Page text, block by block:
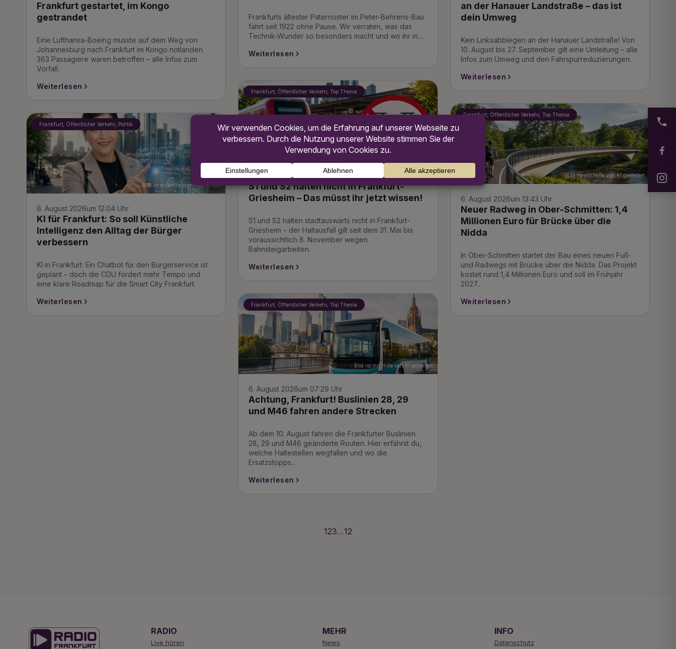
Frankfurts ältester Paternoster im Peter-Behrens-Bau
fährt seit 1922 ohne Pause. Wir verraten, was das
Technik-Wunder so besonders macht und wo ihr in…
Weiterlesen
Frankfurt gestartet, im Kongo
gestrandet
Eine Lufthansa-Boeing musste auf dem Weg von
Johannesburg nach Frankfurt im Kongo notlanden.
363 Passagiere waren betroffen – alle Infos zum
Vorfall.
Weiterlesen
an der Hanauer Landstraße – das ist
dein Umweg
Kein Linksabbiegen an der Hanauer Landstraße! Von
10. August bis 27. September gilt eine Umleitung – alle
Infos zum Umweg und den Fahrspurreduzierungen.
Weiterlesen
Frankfurt, Öffentlicher Verkehr, Top Thema
Bild ist mit Hilfe von KI generiert
6. August 2026 um 14:50 Uhr
S1 und S2 halten nicht in Frankfurt-
Griesheim – Das müsst ihr jetzt wissen!
S1 und S2 halten stadtauswärts nicht in Frankfurt-
Griesheim – der Haltausfall gilt seit dem 31. Mai bis
voraussichtlich 8. November wegen
Bahnsteigarbeiten.
Weiterlesen
Frankfurt, Öffentlicher Verkehr, Top Thema
Bild ist mit Hilfe von KI generiert
6. August 2026um 13:43 Uhr
Neuer Radweg in Ober-Schmitten: 1,4
Millionen Euro für Brücke über die
Nidda
In Ober-Schmitten startet der Bau eines neuen Fuß-
und Radwegs mit Brücke über die Nidda. Das Projekt
kostet rund 1,4 Millionen Euro und soll im Frühjahr
2027…
Weiterlesen
Frankfurt, Öffentlicher Verkehr, Politik
Bild ist mit Hilfe von KI generiert
6. August 2026um 12:04 Uhr
KI für Frankfurt: So soll Künstliche
Intelligenz den Alltag der Bürger
verbessern
KI in Frankfurt: Ein Chatbot für den Bürgerservice ist
geplant – doch die CDU fordert mehr Tempo und
eine klare Roadmap für die Smart City Frankfurt.
Weiterlesen Frankfurt, Öffentlicher Verkehr, Top Thema
Bild ist mit Hilfe von KI generiert
6. August 2026um 07:29 Uhr
Achtung, Frankfurt! Buslinien 28, 29
und M46 fahren andere Strecken
Ab dem 10. August fahren die Frankfurter Buslinien
28, 29 und M46 geänderte Routen. Hier erfährst du,
welche Haltestellen wegfallen und wo die
Ersatzstopps…
Weiterlesen
123…12
RADIO
Live hören
MEHR
News
INFO
Datenschutz